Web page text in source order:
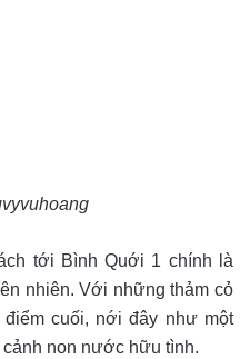
tới Bình Quới 1 chính là
nhiên. Với những thảm cỏ
cuối, nới đây như một
non nước hữu tình.